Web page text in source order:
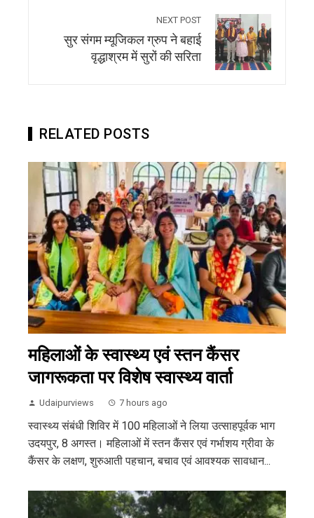
NEXT POST
सुर संगम म्यूजिकल ग्रुप ने बहाई
वृद्धाश्रम में सुरों की सरिता
RELATED POSTS
महिलाओं के स्वास्थ्य एवं स्तन कैंसर
जागरूकता पर विशेष स्वास्थ्य वार्ता
Udaipurviews 7 hours ago
स्वास्थ्य संबंधी शिविर में 100 महिलाओं ने लिया उत्साहपूर्वक भाग
उदयपुर, 8 अगस्त। महिलाओं में स्तन कैंसर एवं गर्भाशय ग्रीवा के
कैंसर के लक्षण, शुरुआती पहचान, बचाव एवं आवश्यक सावधान...